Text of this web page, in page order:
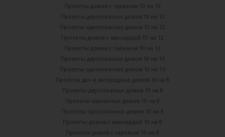
Проекты домов с гаражом 10 на 10
Проекты двухэтажных домов 10 на 12
Проекты одноэтажных домов 10 на 12
Проекты домов с мансардой 10 на 12
Проекты домов с гаражом 10 на 12
Проекты двухэтажных домов 10 на 15
Проекты одноэтажных домов 10 на 15
Проекты дач и загородных домов 10 на 8
Проекты двухэтажных домов 10 на 8
Проекты каркасных домов 10 на 8
Проекты одноэтажных домов 10 на 8
Проекты домов с мансардой 10 на 8
Проекты домов с гаражом 10 на 8